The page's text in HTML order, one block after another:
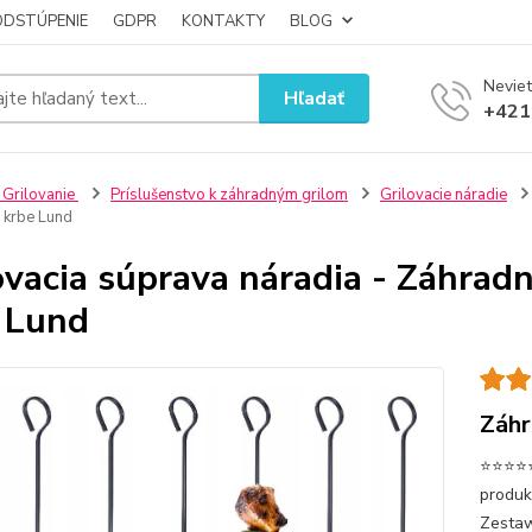
GDPR KONTAKTY BLOG
Hľadať
Príslušenstvo k záhradným grilom
Grilovacie náradie
Lund
súprava náradia -